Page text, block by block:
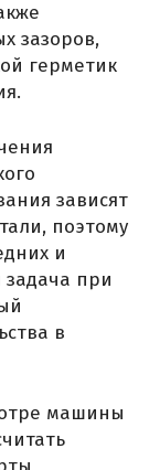
зазоров,
герметик
зависят
поэтому
и
при
в
машины